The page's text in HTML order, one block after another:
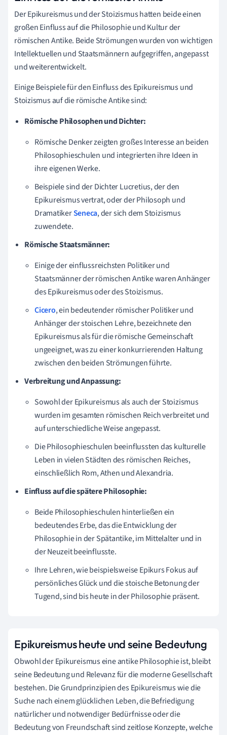
Der Epikureismus und der Stoizismus hatten beide einen
großen Einfluss auf die Philosophie und Kultur der
römischen Antike. Beide Strömungen wurden von wichtigen
Intellektuellen und Staatsmännern aufgegriffen, angepasst
und weiterentwickelt.
Einige Beispiele für den Einfluss des Epikureismus und
Stoizismus auf die römische Antike sind:
Römische Philosophen und Dichter:
Römische Denker zeigten großes Interesse an beiden
Philosophieschulen und integrierten ihre Ideen in
ihre eigenen Werke.
Beispiele sind der Dichter Lucretius, der den
Epikureismus vertrat, oder der Philosoph und
DramatikerSeneca, der sich dem Stoizismus
zuwendete.
Römische Staatsmänner:
Einige der einflussreichsten Politiker und
Staatsmänner der römischen Antike waren Anhänger
des Epikureismus oder des Stoizismus.
Cicero, ein bedeutender römischer Politiker und
Anhänger der stoischen Lehre, bezeichnete den
Epikureismus als für die römische Gemeinschaft
ungeeignet, was zu einer konkurrierenden Haltung
zwischen den beiden Strömungen führte.
Verbreitung und Anpassung:
Sowohl der Epikureismus als auch der Stoizismus
wurden im gesamten römischen Reich verbreitet und
auf unterschiedliche Weise angepasst.
Die Philosophieschulen beeinflussten das kulturelle
Leben in vielen Städten des römischen Reiches,
einschließlich Rom, Athen und Alexandria.
Einfluss auf die spätere Philosophie:
Beide Philosophieschulen hinterließen ein
bedeutendes Erbe, das die Entwicklung der
Philosophie in der Spätantike, im Mittelalter und in
der Neuzeit beeinflusste.
Ihre Lehren, wie beispielsweise Epikurs Fokus auf
persönliches Glück und die stoische Betonung der
Tugend, sind bis heute in der Philosophie präsent.
Epikureismus heute und seine Bedeutung
Obwohl der Epikureismus eine antike Philosophie ist, bleibt
seine Bedeutung und Relevanz für die moderne Gesellschaft
bestehen. Die Grundprinzipien des Epikureismus wie die
Suche nach einem glücklichen Leben, die Befriedigung
natürlicher und notwendiger Bedürfnisse oder die
Bedeutung von Freundschaft sind zeitlose Konzepte, welche